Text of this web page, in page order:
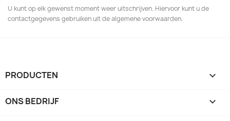
U kunt op elk gewenst moment weer uitschrijven. Hiervoor kunt u de
contactgegevens gebruiken uit de algemene voorwaarden.
PRODUCTEN 
ONS BEDRIJF 